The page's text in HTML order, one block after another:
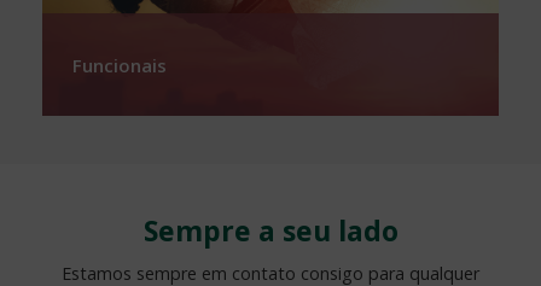
Funcionais
Sempre a seu lado
Estamos sempre em contato consigo para qualquer